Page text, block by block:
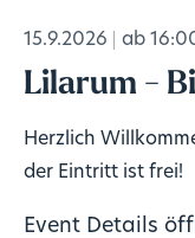
15.9.2026 ab
Lilarum -
Herzlich
der Eintritt ist frei!
Event Details